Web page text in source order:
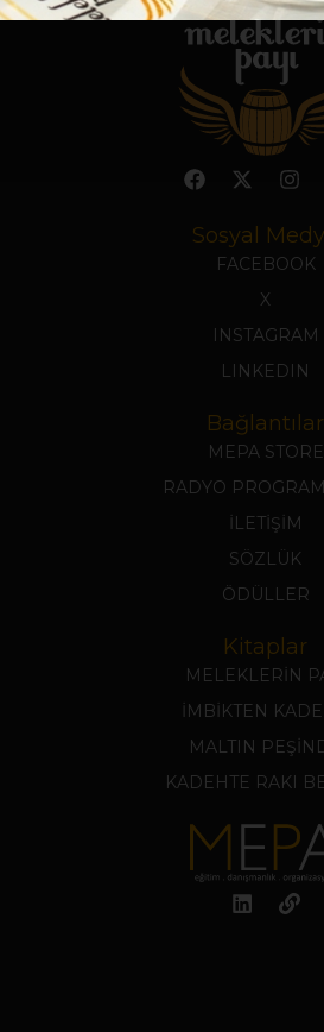
Sosyal
FACEBOOK
X
INSTAGRAM
LINKEDIN
Bağlantılar
MEPA STORE
RADYO
İLETİŞİM
SÖZLÜK
ÖDÜLLER
Kitaplar
MELEKLERİN
İMBİKTEN
MALTIN
KADEHTE RAKI